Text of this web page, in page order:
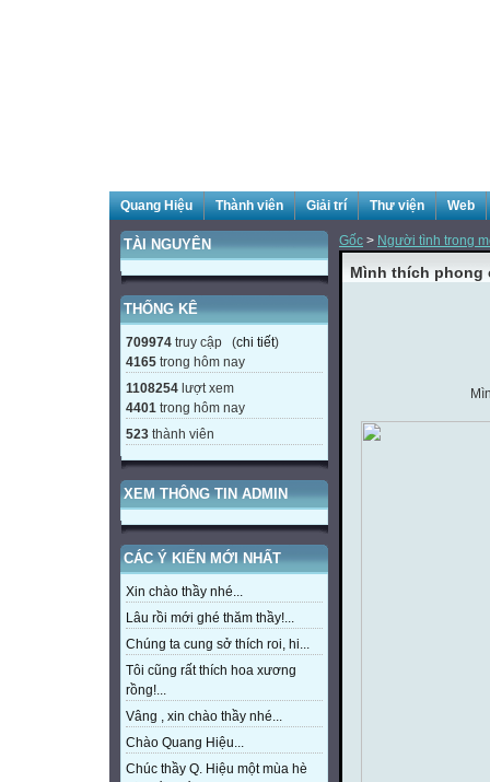
Quang Hiệu Thành viên Giải trí Thư viện Web
TÀI NGUYÊN
THỐNG KÊ
709974 truy cập (chi tiết)
4165 trong hôm nay
1108254 lượt xem
4401 trong hôm nay
523 thành viên
XEM THÔNG TIN ADMIN
CÁC Ý KIẾN MỚI NHẤT
Xin chào thầy nhé...
Lâu rồi mới ghé thăm thầy!...
Chúng ta cung sở thích roi, hi...
Tôi cũng rất thích hoa xương
rồng!...
Vâng , xin chào thầy nhé...
Chào Quang Hiệu...
Chúc thầy Q. Hiệu một mùa hè
Gốc > Người tình trong
Mình thích phong